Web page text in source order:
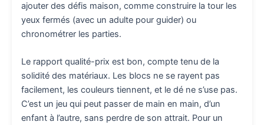
ajouter des défis maison, comme construire la tour les
yeux fermés (avec un adulte pour guider) ou
chronométrer les parties.
Le rapport qualité-prix est bon, compte tenu de la
solidité des matériaux. Les blocs ne se rayent pas
facilement, les couleurs tiennent, et le dé ne s’use pas.
C’est un jeu qui peut passer de main en main, d’un
enfant à l’autre, sans perdre de son attrait. Pour un